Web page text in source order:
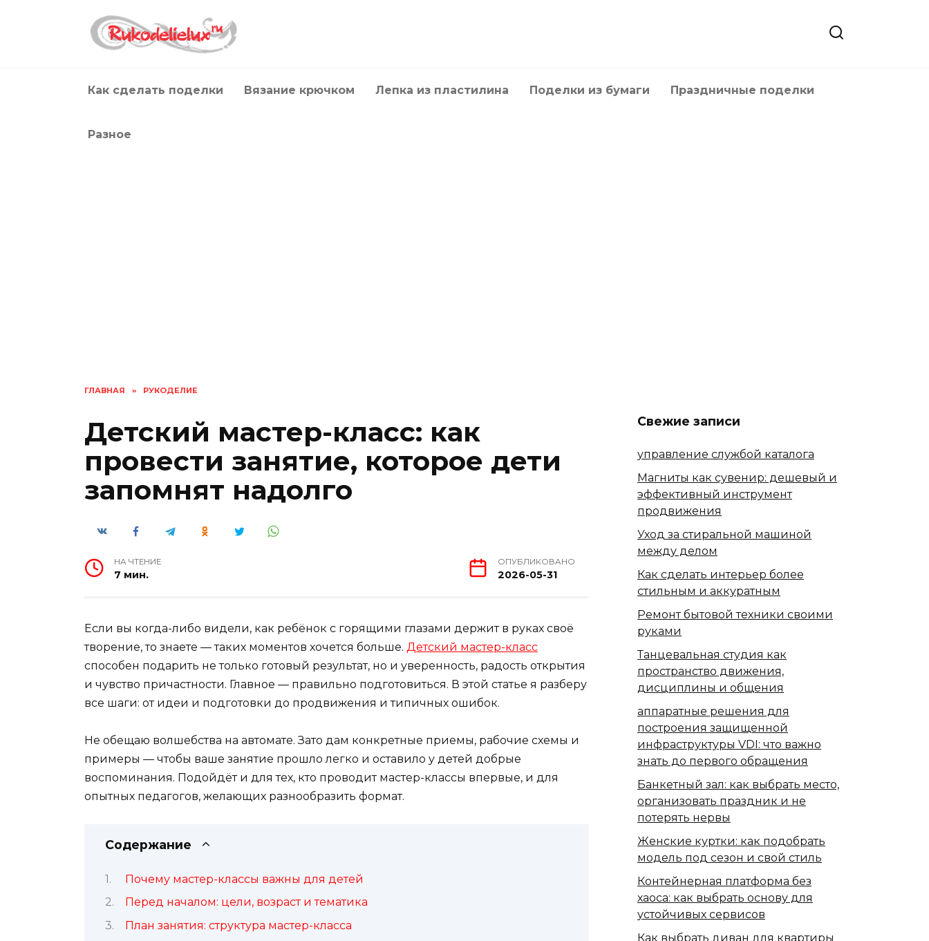
Как сделать поделки Вязание крючком Лепка из пластилина Поделки из бумаги Праздничные поделки
Разное
ГЛАВНАЯ » РУКОДЕЛИЕ
Детский мастер-класс: как
провести занятие, которое дети
запомнят надолго
НА ЧТЕНИЕ
7 мин.
ОПУБЛИКОВАНО
2026-05-31
Если вы когда-либо видели, как ребёнок с горящими глазами держит в руках своё
творение, то знаете — таких моментов хочется больше. Детский мастер-класс
способен подарить не только готовый результат, но и уверенность, радость открытия
и чувство причастности. Главное — правильно подготовиться. В этой статье я разберу
все шаги: от идеи и подготовки до продвижения и типичных ошибок.
Не обещаю волшебства на автомате. Зато дам конкретные приемы, рабочие схемы и
примеры — чтобы ваше занятие прошло легко и оставило у детей добрые
воспоминания. Подойдёт и для тех, кто проводит мастер-классы впервые, и для
опытных педагогов, желающих разнообразить формат.
Содержание
Почему мастер-классы важны для детей
Перед началом: цели, возраст и тематика
План занятия: структура мастер-класса
Свежие записи
управление службой каталога
Магниты как сувенир: дешевый и
эффективный инструмент
продвижения
Уход за стиральной машиной
между делом
Как сделать интерьер более
стильным и аккуратным
Ремонт бытовой техники своими
руками
Танцевальная студия как
пространство движения,
дисциплины и общения
аппаратные решения для
построения защищенной
инфраструктуры VDI: что важно
знать до первого обращения
Банкетный зал: как выбрать место,
организовать праздник и не
потерять нервы
Женские куртки: как подобрать
модель под сезон и свой стиль
Контейнерная платформа без
хаоса: как выбрать основу для
устойчивых сервисов
Как выбрать диван для квартиры